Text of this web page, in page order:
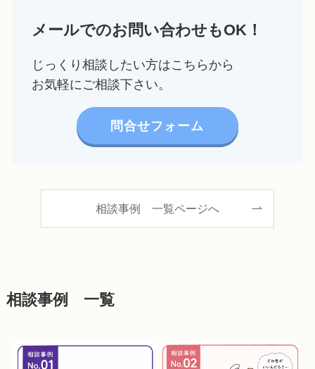
メールでのお問い合わせもOK！
じっくり相談したい方はこちらから
お気軽にご相談下さい。
問合せフォーム
相談事例 一覧ページへ
相談事例 一覧